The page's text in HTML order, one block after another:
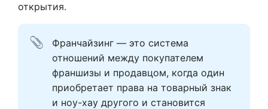
открытия.
Франчайзинг — это система
отношений между покупателем
франшизы и продавцом, когда один
приобретает права на товарный знак
и ноу-хау другого и становится